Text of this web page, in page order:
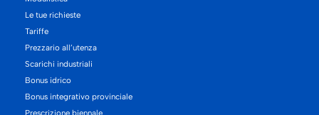
Le tue richieste
Tariffe
Prezzario all’utenza
Scarichi industriali
Bonus idrico
Bonus integrativo provinciale
Prescrizione biennale